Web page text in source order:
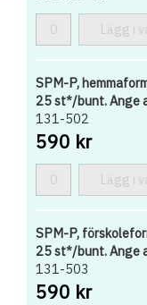
Lägg i
SPM-P,
25 st*/bunt. Ange
131-502
590 kr
Lägg i
SPM-P,
25 st*/bunt. Ange
131-503
590 kr